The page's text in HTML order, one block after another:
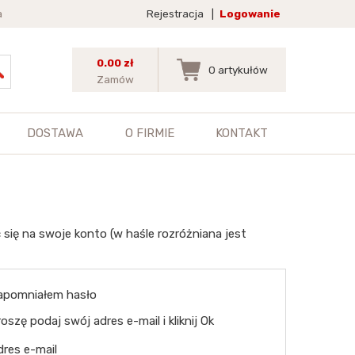
Rejestracja Logowanie
0.00 zł
Zamów
0 artykułów
DOSTAWA O FIRMIE KONTAKT
na swoje konto (w haśle rozróżniana jest
hasło
podaj swój adres e-mail i kliknij Ok
e-mail